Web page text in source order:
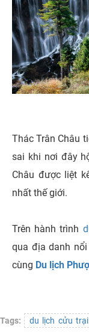
Thác Trân Châu
sai khi nơi đây
Châu được liệt
nhất thế giới.
Trên hành trình
qua địa danh
cùng Du lịch
Tags: du lịch cửu